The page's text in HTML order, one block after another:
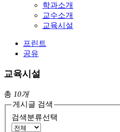
학과소개
교수소개
교육시설
프린트
공유
교육시설
총 10개
게시글 검색
검색분류선택